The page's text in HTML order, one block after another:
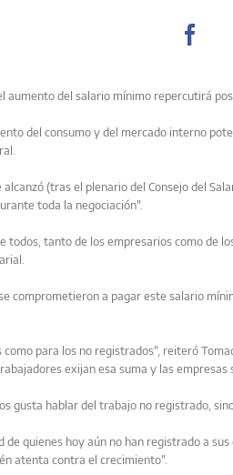
aumento del salario mínimo repercutirá
del consumo y del mercado interno
(tras el plenario del Consejo del
toda la negociación".
tanto de los empresarios como de
comprometieron a pagar este salario
para los no registrados", reiteró
exijan esa suma y las empresas
gusta hablar del trabajo no registrado,
quienes hoy aún no han registrado a
atenta contra el crecimiento".